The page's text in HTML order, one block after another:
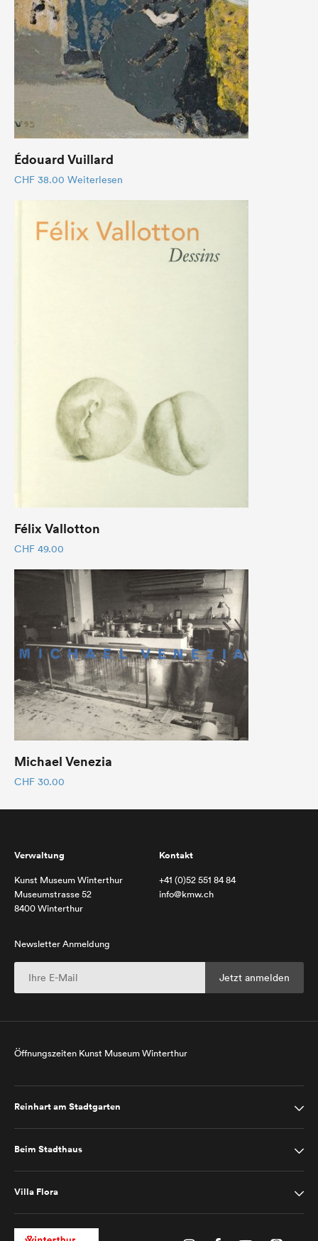
Édouard Vuillard
CHF 38.00 Weiterlesen
Félix Vallotton
CHF 49.00
Michael Venezia
CHF 30.00
Verwaltung
Kunst Museum Winterthur
Museumstrasse 52
8400 Winterthur
Kontakt
+41 (0)52 551 84 84
info@kmw.ch
Newsletter Anmeldung
Öffnungszeiten Kunst Museum Winterthur
Reinhart am Stadtgarten
Beim Stadthaus
Villa Flora